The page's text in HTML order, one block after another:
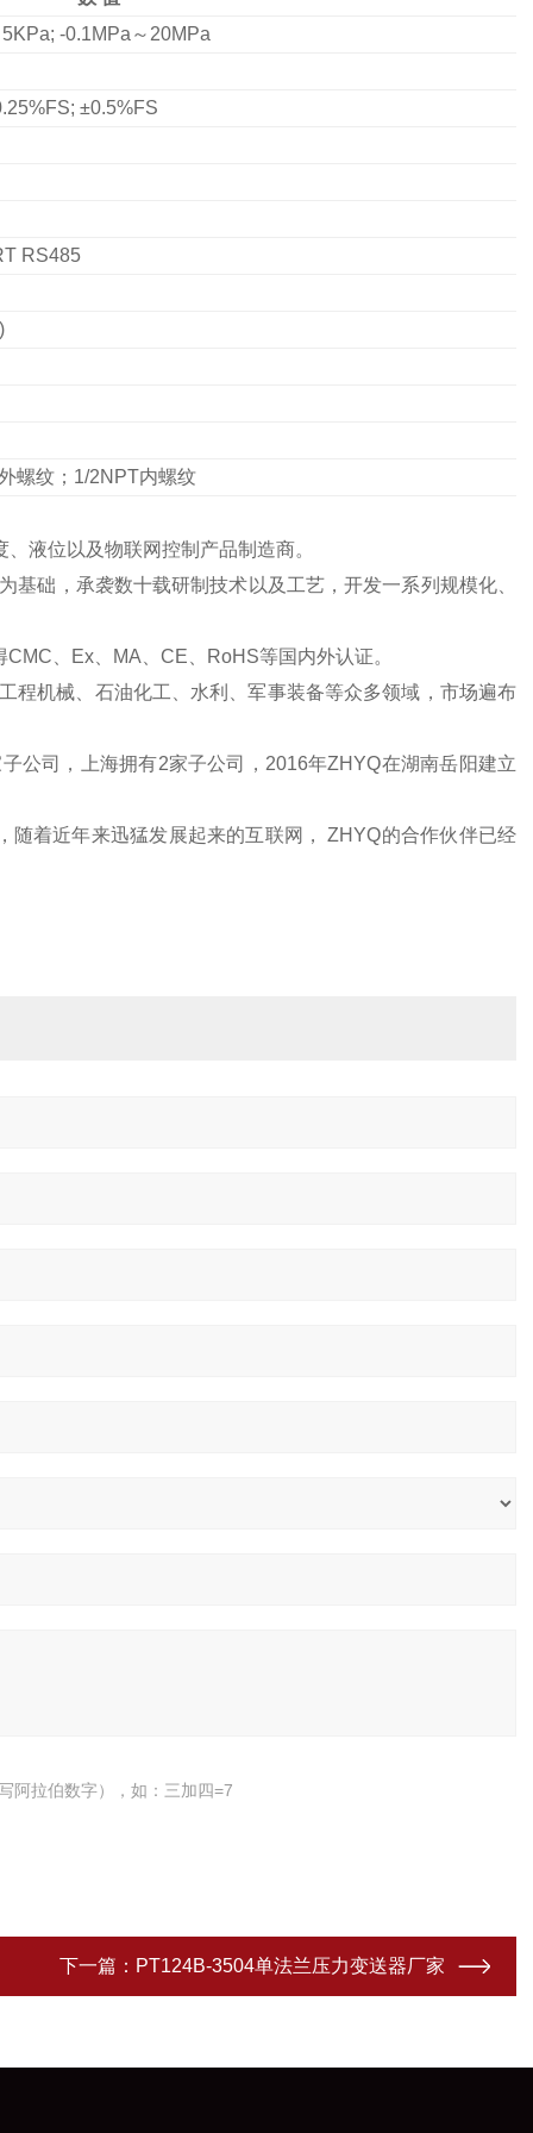
5KPa; -0.1MPa ～ 20MPa
±0.5%FS
RS485
)
螺纹； 1/2NPT内螺纹
液位以及物联网控制产品制造商。
础，承袭数十载研制技术以及工艺，开发一系列规模化、
、Ex、MA、CE、RoHS等国内外认证。
程机械、石油化工、水利、军事装备等众多领域，市场遍布
公司，上海拥有2家子公司，2016年ZHYQ在湖南岳阳建立
着近年来迅猛发展起来的互联网， ZHYQ的合作伙伴已经
阿拉伯数字），如：三加四=7
下一篇： PT124B-3504单法兰压力变送器厂家